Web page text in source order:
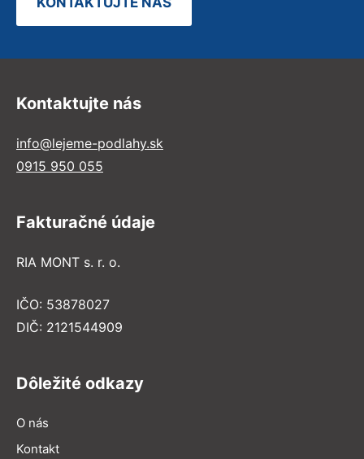
Kontaktujte nás
info@lejeme-podlahy.sk
0915 950 055
Fakturačné údaje
RIA MONT s. r. o.
IČO: 53878027
DIČ: 2121544909
Dôležité odkazy
O nás
Kontakt